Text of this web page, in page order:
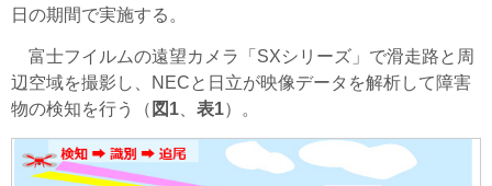
日の期間で実施する。
富士フイルムの遠望カメラ「SXシリーズ」で滑走路と周
辺空域を撮影し、NECと日立が映像データを解析して障害
物の検知を行う（ 図1 表1）。